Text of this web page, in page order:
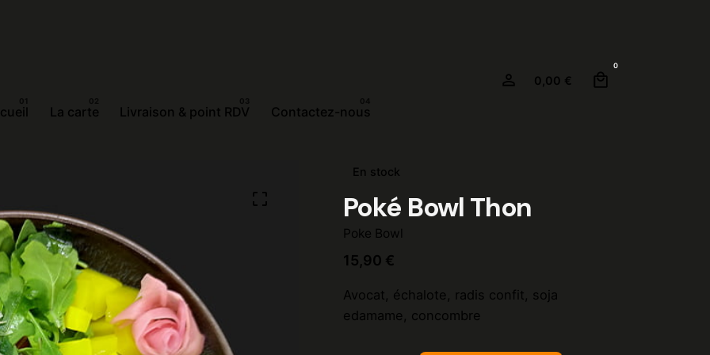
La carte Livraison & point RDV Contactez-nous
0,00 €
0
En stock
Poké Bowl Thon
Poke Bowl
15,90 €
Avocat, échalote, radis confit, soja
edamame, concombre